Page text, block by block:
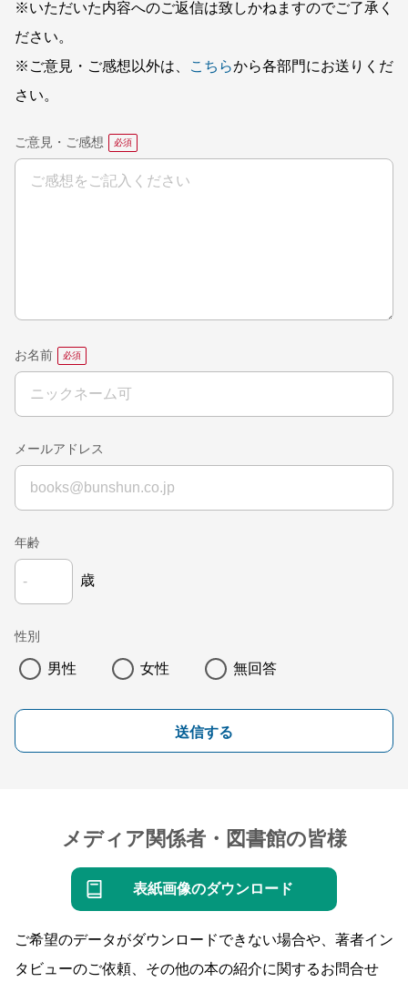
※いただいた内容へのご返信は致しかねますのでご了承く
ださい。
※ご意見・ご感想以外は、
こちらから各部門にお送りくだ
さい。
ご意見・ご感想
お名前
メールアドレス
年齢
歳
性別
男性 女性 無回答
送信する
メディア関係者・図書館の皆様
表紙画像のダウンロード
ご希望のデータがダウンロードできない場合や、著者イン
タビューのご依頼、その他の本の紹介に関するお問合せ